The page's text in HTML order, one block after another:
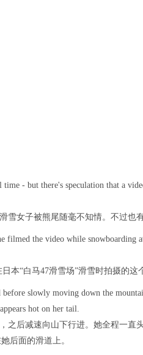
- but there's speculation that a
雪女子被熊尾随毫不知情。不过也
filmed the video while snowboarding
本“白马47滑雪场”滑雪时拍摄的这
slowly moving down the
hot on her tail.
之后减速向山下行进。她全程一直
后面的滑道上。